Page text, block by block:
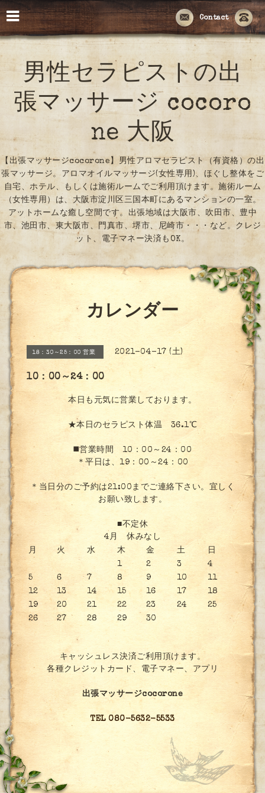
Contact
男性セラピストの出
張マッサージ cocoro
ne 大阪
【出張マッサージcocorone】男性アロマセラピスト（有資格）の出
張マッサージ。アロマオイルマッサージ(女性専用)、ほぐし整体をご
自宅、ホテル、もしくは施術ルームでご利用頂けます。施術ルーム
（女性専用）は、大阪市淀川区三国本町にあるマンションの一室。
アットホームな癒し空間です。出張地域は大阪市、吹田市、豊中
市、池田市、東大阪市、門真市、堺市、尼崎市・・・など。クレジ
ット、電子マネー決済もOK。
カレンダー
18：30～25：00 営業 2021-04-17 (土)
10：00～24：00
本日も元気に営業しております。
★本日のセラピスト体温 36.1℃
◼️営業時間 10：00～24：00
＊平日は、19：00～24：00
＊当日分のご予約は21:00までご連絡下さい。宜しく
お願い致します。
■不定休
4月 休みなし
月
火 水 木 金 土
日
1
2 3
4
5
6 7 8 9 10
11
12
13 14 15 16 17
18
19
20 21 22 23 24
25
26
27 28 29 30
キャッシュレス決済ご利用頂けます。
各種クレジットカード、電子マネー、アプリ
出張マッサージcocorone
TEL 080-5632-5533